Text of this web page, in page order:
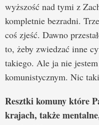
wyższość nad tymi z
kompletnie bezradni.
coś zjeść. Dawno
to, żeby zwiedzać inne
takiego. Ale ja nie
komunistycznym. Nic
Resztki komuny które
krajach, także